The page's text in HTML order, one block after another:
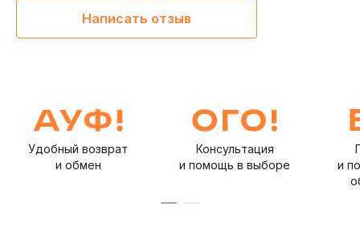
Написать отзыв
Удобный возврат
и обмен
Консультация
и помощь в выборе
и